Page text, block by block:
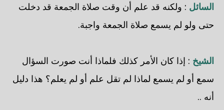
السائل : ولكنه قد علم أن وقت صلاة الجمعة قد دخلت
حتى ولو لم يسمع صلاة الجمعة واجبة.
الشيخ : إذا كان الأمر كذلك فلماذا أنت صورت السؤال
سمع أو لم يسمع لماذا لم تقل علم أو لم يعلم؟ هذا دليل
أنه ..